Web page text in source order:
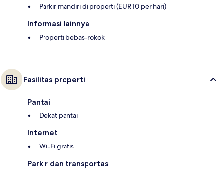
Parkir mandiri di properti (EUR 10 per hari)
Informasi lainnya
Properti bebas-rokok
Fasilitas properti
Pantai
Dekat pantai
Internet
Wi-Fi gratis
Parkir dan transportasi